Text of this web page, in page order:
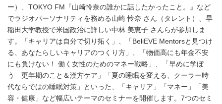
ー）、TOKYO FM『山崎怜奈の誰かに話したかったこと。』など
でラジオパーソナリティを務める山崎 怜奈 さん（タレント）、早
稲田大学教授で米国政治に詳しい中林 美恵子 さんらが参加しま
す。「キャリアは自分で切り拓く」、「BeliEVE Mentorsと見つけ
る、あなたらしいキャリアのつくり方」、「物価高にも年金不安
にも負けない！ 働く女性のためのマネー戦略」、「早めに学ぼ
う 更年期のこと＆漢方ケア」「夏の睡眠を変える、クーラー時
代ならではの睡眠対策」といった、「キャリア」「マネー」「美
容・健康」など幅広いテーマのセミナーを開催します。7つのセミ